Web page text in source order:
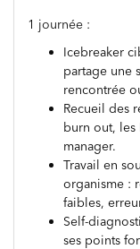
1 journée :
Icebreaker
partage une
rencontrée
Recueil des
burn out, les
manager.
Travail en
organisme :
faibles,
Self-
ses points